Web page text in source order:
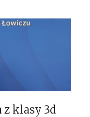
z klasy 3d